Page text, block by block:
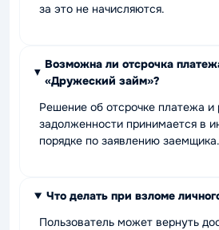
за это не начисляются.
Возможна ли отсрочка
«Дружеский займ»?
Решение об отсрочке платежа и
задолженности принимается в
порядке по заявлению заемщика.
Что делать при взломе
Пользователь может вернуть